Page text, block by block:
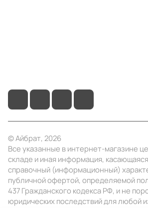
© Айбрат, 2026
Все указанные в интернет-магазине
складе и иная информация,
справочный (информационный)
публичной офертой, определяемой
437 Гражданского кодекса РФ, и не
юридических последствий для любой